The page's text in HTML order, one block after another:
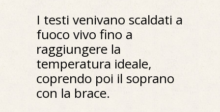
I testi venivano scaldati a
fuoco vivo fino a
raggiungere la
temperatura ideale,
coprendo poi il soprano
con la brace.